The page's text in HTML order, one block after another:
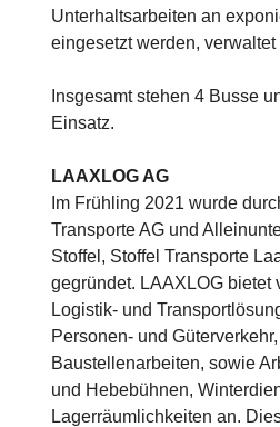
Unterhaltsarbeiten an
eingesetzt werden, verwaltet
Insgesamt stehen 4 Busse
Einsatz.
LAAXLOG AG
Im Frühling 2021 wurde
Transporte AG und
Stoffel, Stoffel Transporte
gegründet. LAAXLOG bietet
Logistik- und
Personen- und
Baustellenarbeiten, sowie
und Hebebühnen,
Lagerräumlichkeiten an.